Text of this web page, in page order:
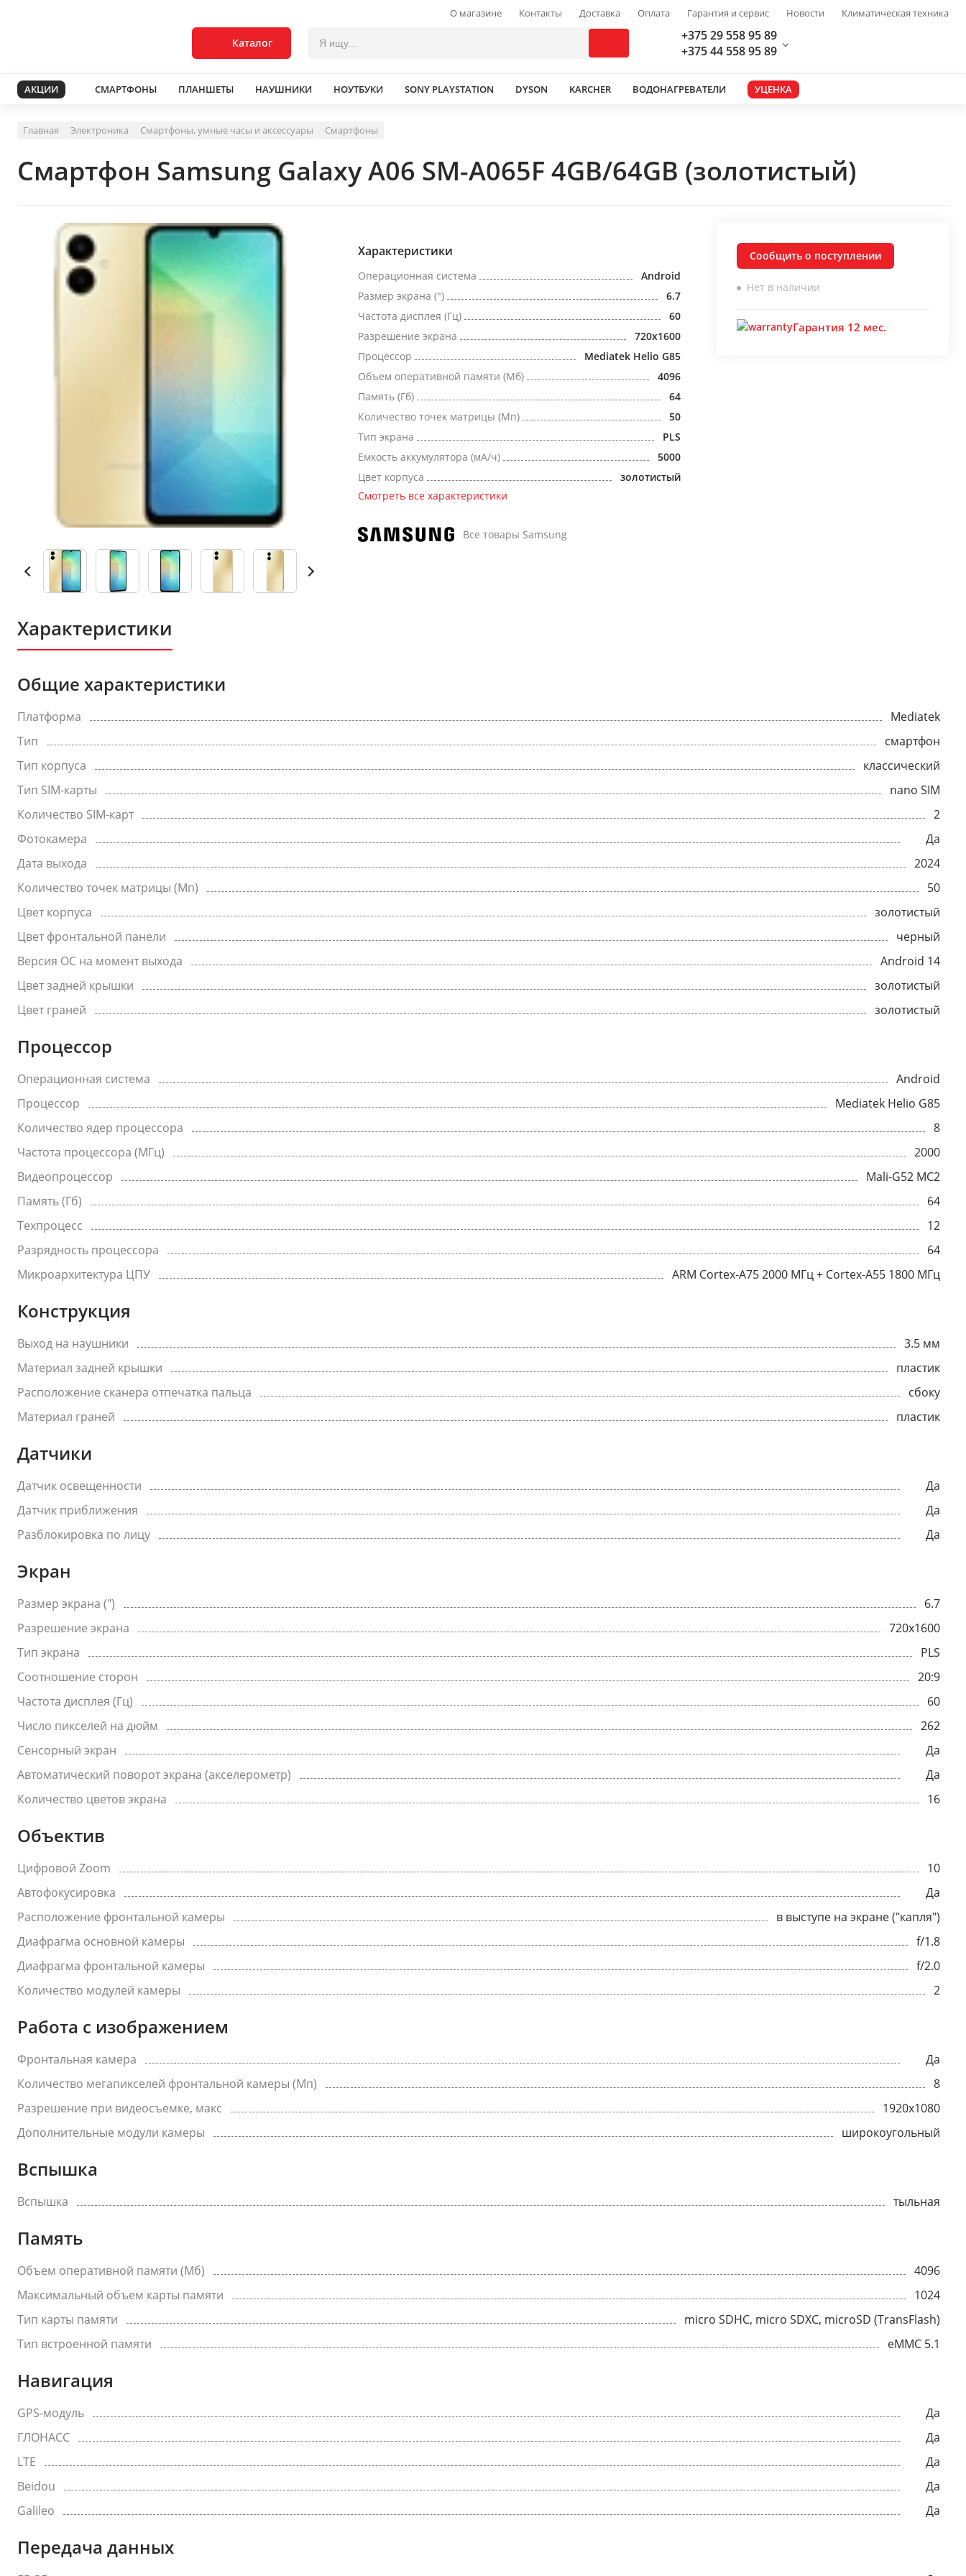
О магазине Контакты Доставка Оплата Гарантия и сервис Новости Климатическая техника
Каталог
+375 29 558 95 89
+375 44 558 95 89
АКЦИИ СМАРТФОНЫ ПЛАНШЕТЫ НАУШНИКИ НОУТБУКИ SONY PLAYSTATION DYSON KARCHER ВОДОНАГРЕВАТЕЛИ УЦЕНКА
Главная Электроника Смартфоны, умные часы и аксессуары Смартфоны
Смартфон Samsung Galaxy A06 SM-A065F 4GB/64GB (золотистый)
Характеристики
Операционная система
Android
Размер экрана (")
6.7
Частота дисплея (Гц)
60
Разрешение экрана
720x1600
Процессор
Mediatek Helio G85
Объем оперативной памяти (Мб)
4096
Память (Гб)
64
Количество точек матрицы (Мп)
50
Тип экрана
PLS
Емкость аккумулятора (мА/ч)
5000
Цвет корпуса
золотистый
Смотреть все характеристики
Все товары Samsung
Сообщить о поступлении
Нет в наличии
Гарантия 12 мес.
Характеристики
Общие характеристики
Платформа
Mediatek
Тип
смартфон
Тип корпуса
классический
Тип SIM-карты
nano SIM
Количество SIM-карт
2
Фотокамера
Да
Дата выхода
2024
Количество точек матрицы (Мп)
50
Цвет корпуса
золотистый
Цвет фронтальной панели
черный
Версия ОС на момент выхода
Android 14
Цвет задней крышки
золотистый
Цвет граней
золотистый
Процессор
Операционная система
Android
Процессор
Mediatek Helio G85
Количество ядер процессора
8
Частота процессора (МГц)
2000
Видеопроцессор
Mali-G52 MC2
Память (Гб)
64
Техпроцесс
12
Разрядность процессора
64
Микроархитектура ЦПУ
ARM Cortex-A75 2000 МГц + Cortex-A55 1800 МГц
Конструкция
Выход на наушники
3.5 мм
Материал задней крышки
пластик
Расположение сканера отпечатка пальца
сбоку
Материал граней
пластик
Датчики
Датчик освещенности
Да
Датчик приближения
Да
Разблокировка по лицу
Да
Экран
Размер экрана (")
6.7
Разрешение экрана
720x1600
Тип экрана
PLS
Соотношение сторон
20:9
Частота дисплея (Гц)
60
Число пикселей на дюйм
262
Сенсорный экран
Да
Автоматический поворот экрана (акселерометр)
Да
Количество цветов экрана
16
Объектив
Цифровой Zoom
10
Автофокусировка
Да
Расположение фронтальной камеры
в выступе на экране ("капля")
Диафрагма основной камеры
f/1.8
Диафрагма фронтальной камеры
f/2.0
Количество модулей камеры
2
Работа с изображением
Фронтальная камера
Да
Количество мегапикселей фронтальной камеры (Мп)
8
Разрешение при видеосъемке, макс
1920x1080
Дополнительные модули камеры
широкоугольный
Вспышка
Вспышка тыльная
Память
Объем оперативной памяти (Мб)
4096
Максимальный объем карты памяти
1024
Тип карты памяти
micro SDHC, micro SDXC, microSD (TransFlash)
Тип встроенной памяти
eMMC 5.1
Навигация
GPS-модуль
Да
ГЛОНАСС
Да
LTE
Да
Beidou
Да
Galileo
Да
Передача данных